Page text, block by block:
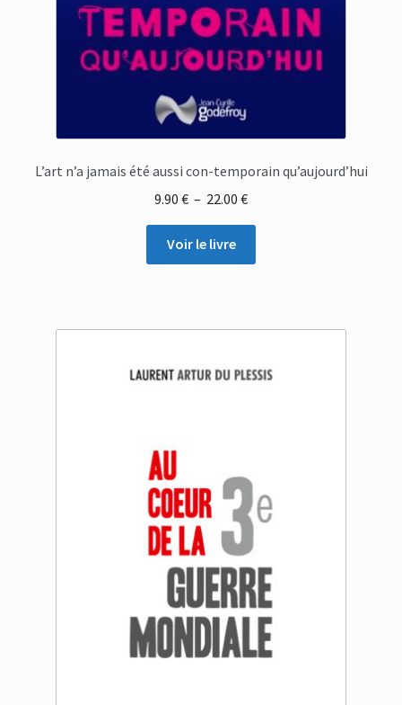
L’art n’a jamais été aussi con-temporain qu’aujourd’hui
9.90 € – 22.00 €Plage
9.90 €
Voir le livre